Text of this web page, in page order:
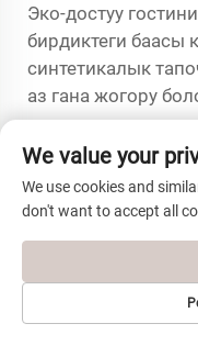
Эко-достуу
бирдиктеги баасы
синтетикалык
аз гана жогору
үчүн төлөнүүчү
үнөмдөөлөр жана
байланыштуу
алынганда, жалпы
гостиница
аркылуу көп
We value your
We use cookies and
don't want to accept all